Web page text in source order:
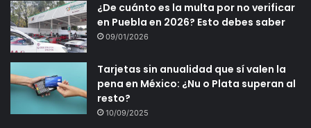
¿De cuánto es la multa por no verificar
en Puebla en 2026? Esto debes saber
09/01/2026
Tarjetas sin anualidad que sí valen la
pena en México: ¿Nu o Plata superan al
resto?
10/09/2025